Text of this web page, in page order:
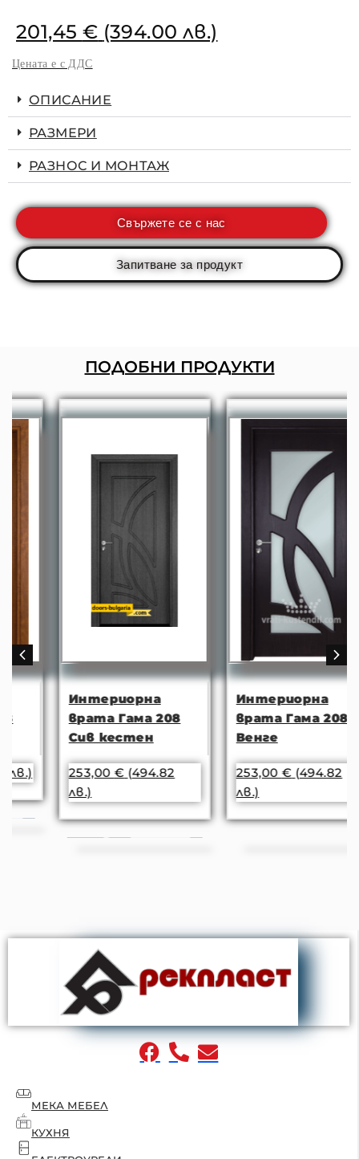
201,45 € (394.00 лв.)
Цената е с ДДС
ОПИСАНИЕ
РАЗМЕРИ
РАЗНОС И МОНТАЖ
Свържете се с нас
Запитване за продукт
ПОДОБНИ ПРОДУКТИ
Интериорна
врата Гама 208
Сив кестен
253,00€ (494.82
Интериорна
врата Гама 208
Венге
253,00€ (494.82
МЕКА МЕБЕЛ
КУХНЯ